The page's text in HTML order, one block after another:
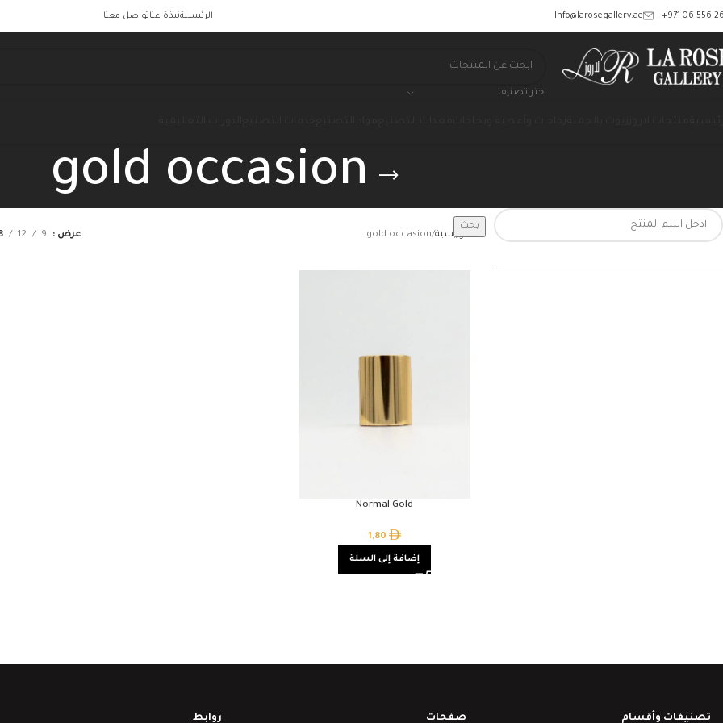
‎+971 06 556
Info@larosegallery.ae الرئيسيةنبذة عناتواصل معنا
اختر تصنيفا
gold occasion
بحث
الرئيسية gold occasion عرض 9
12
Normal Gold
1,80
إضافة إلى السلة
تصنيفات وأقسام صفحات روابط